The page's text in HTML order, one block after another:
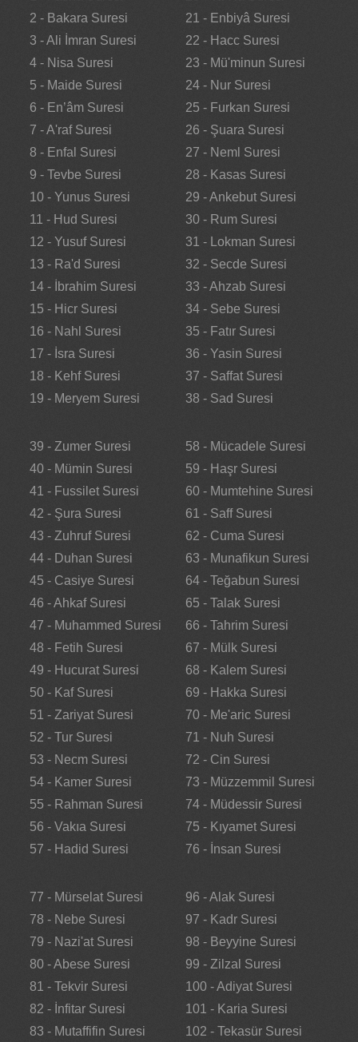
2 - Bakara Suresi
3 - Ali İmran Suresi
4 - Nisa Suresi
5 - Maide Suresi
6 - En’âm Suresi
7 - A'raf Suresi
8 - Enfal Suresi
9 - Tevbe Suresi
10 - Yunus Suresi
11 - Hud Suresi
12 - Yusuf Suresi
13 - Ra'd Suresi
14 - İbrahim Suresi
15 - Hicr Suresi
16 - Nahl Suresi
17 - İsra Suresi
18 - Kehf Suresi
19 - Meryem Suresi
21 - Enbiyâ Suresi
22 - Hacc Suresi
23 - Mü'minun Suresi
24 - Nur Suresi
25 - Furkan Suresi
26 - Şuara Suresi
27 - Neml Suresi
28 - Kasas Suresi
29 - Ankebut Suresi
30 - Rum Suresi
31 - Lokman Suresi
32 - Secde Suresi
33 - Ahzab Suresi
34 - Sebe Suresi
35 - Fatır Suresi
36 - Yasin Suresi
37 - Saffat Suresi
38 - Sad Suresi
39 - Zumer Suresi
40 - Mümin Suresi
41 - Fussilet Suresi
42 - Şura Suresi
43 - Zuhruf Suresi
44 - Duhan Suresi
45 - Casiye Suresi
46 - Ahkaf Suresi
47 - Muhammed Suresi
48 - Fetih Suresi
49 - Hucurat Suresi
50 - Kaf Suresi
51 - Zariyat Suresi
52 - Tur Suresi
53 - Necm Suresi
54 - Kamer Suresi
55 - Rahman Suresi
56 - Vakıa Suresi
57 - Hadid Suresi
58 - Mücadele Suresi
59 - Haşr Suresi
60 - Mumtehine Suresi
61 - Saff Suresi
62 - Cuma Suresi
63 - Munafikun Suresi
64 - Teğabun Suresi
65 - Talak Suresi
66 - Tahrim Suresi
67 - Mülk Suresi
68 - Kalem Suresi
69 - Hakka Suresi
70 - Me'aric Suresi
71 - Nuh Suresi
72 - Cin Suresi
73 - Müzzemmil Suresi
74 - Müdessir Suresi
75 - Kıyamet Suresi
76 - İnsan Suresi
77 - Mürselat Suresi
78 - Nebe Suresi
79 - Nazi'at Suresi
80 - Abese Suresi
81 - Tekvir Suresi
82 - İnfitar Suresi
83 - Mutaffifin Suresi
96 - Alak Suresi
97 - Kadr Suresi
98 - Beyyine Suresi
99 - Zilzal Suresi
100 - Adiyat Suresi
101 - Karia Suresi
102 - Tekasür Suresi